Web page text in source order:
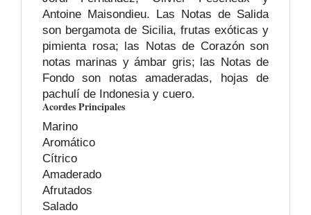
Antoine Maisondieu. Las Notas de Salida
son bergamota de Sicilia, frutas exóticas y
pimienta rosa; las Notas de Corazón son
notas marinas y ámbar gris; las Notas de
Fondo son notas amaderadas, hojas de
pachulí de Indonesia y cuero.
Acordes Principales
Marino
Aromático
Cítrico
Amaderado
Afrutados
Salado